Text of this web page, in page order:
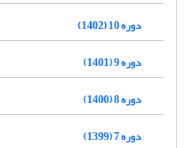
دوره 10 (1402)
دوره 9 (1401)
دوره 8 (1400)
دوره 7 (1399)